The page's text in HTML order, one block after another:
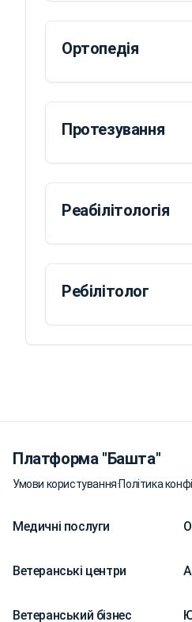
Ортопедія
Протезування
Реабілітологія
Ребілітолог
Платформа "Башта"
Умови користування·Політика
Медичні послуги
Ветеранські центри
Ветеранський бізнес